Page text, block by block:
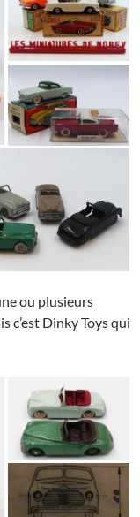
ou plusieurs
c’est Dinky Toys qui